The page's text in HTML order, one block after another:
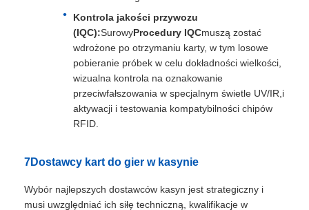
Kontrola jakości przywozu
(IQC):SurowyProcedury IQCmuszą zostać
wdrożone po otrzymaniu karty, w tym losowe
pobieranie próbek w celu dokładności wielkości,
wizualna kontrola na oznakowanie
przeciwfałszowania w specjalnym świetle UV/IR,i
aktywacji i testowania kompatybilności chipów
RFID.
7Dostawcy kart do gier w kasynie
Wybór najlepszych dostawców kasyn jest strategiczny i
musi uwzględniać ich siłę techniczną, kwalifikacje w